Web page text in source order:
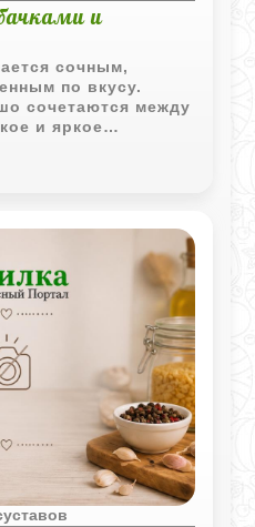
и
сочным,
по вкусу.
сочетаются между
и яркое